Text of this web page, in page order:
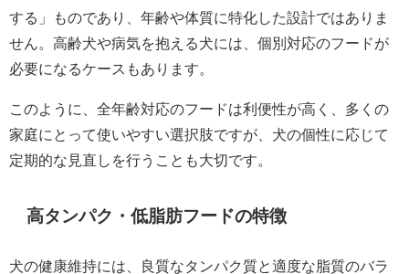
する」ものであり、年齢や体質に特化した設計ではありま
せん。高齢犬や病気を抱える犬には、個別対応のフードが
必要になるケースもあります。
このように、全年齢対応のフードは利便性が高く、多くの
家庭にとって使いやすい選択肢ですが、犬の個性に応じて
定期的な見直しを行うことも大切です。
高タンパク・低脂肪フードの特徴
犬の健康維持には、良質なタンパク質と適度な脂質のバラ